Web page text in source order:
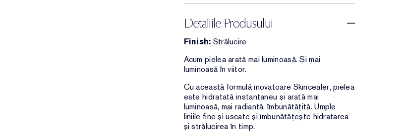
Detaliile Produsului
Finish: Strălucire
Acum pielea arată mai luminoasă. Și mai
luminoasă în viitor.
Cu această formulă inovatoare Skincealer, pielea
este hidratată instantaneu și arată mai
luminoasă, mai radiantă, îmbunătățită. Umple
liniile fine și uscate și îmbunătățește hidratarea
și strălucirea în timp.